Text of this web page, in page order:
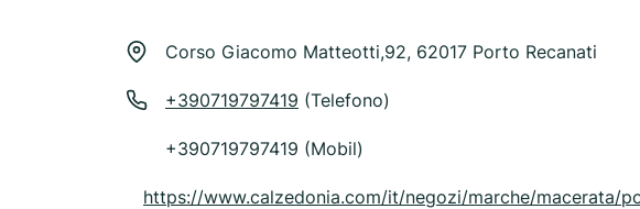
Corso Giacomo Matteotti,92, 62017 Porto Recanati
+390719797419 (Telefono)
+390719797419 (Mobil)
https://www.calzedonia.com/it/negozi/marche/macerata/